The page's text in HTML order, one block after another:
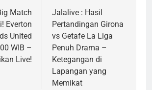
Match
Everton
United
WIB –
Live!
Jalalive : Hasil
Pertandingan Girona
vs Getafe La Liga
Penuh Drama –
Ketegangan di
Lapangan yang
Memikat